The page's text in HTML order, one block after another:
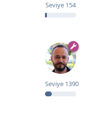
Seviye 154
Seviye 1390